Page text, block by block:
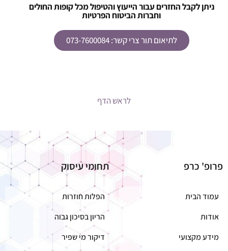
ניתן לקבל החזרים עבור הייעוץ והטיפול מכל קופות החולים
וחברות הביטוח הפרטיות
לתיאום תור צרי קשר: 073-7600084
לראש הדף
פרופ' כרפ
עמוד הבית
אודות
מידע מקצועי
תחומי עיסוק
הפלות חוזרות
הריון בסיכון גבוה
דיקור מי שפיר